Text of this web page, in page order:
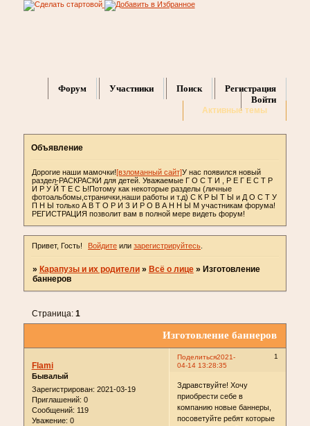
Форум Участники Поиск
Регистрация
Войти
Активные темы
Объявление
Дорогие наши мамочки![взломанный сайт]У нас появился новый
раздел-РАСКРАСКИ для детей. Уважаемые Г О С Т И , Р Е Г Е С Т Р
И Р У Й Т Е С Ь!Потому как некоторые разделы (личные
фотоальбомы,странички,наши работы и т.д) С К Р Ы Т Ы и Д О С Т У
П Н Ы только А В Т О Р И З И Р О В А Н Н Ы М участникам форума!
РЕГИСТРАЦИЯ позволит вам в полной мере видеть форум!
Привет, Гость! Войдите илизарегистрируйтесь
» Карапузы и их родители » Всё о лице » Изготовление
баннеров
Изготовление баннеров
Страница: 1
Поделиться 1
2021-
04-14 13:28:35
Flami
Бывалый
Зарегистрирован: 2021-03-19
Приглашений: 0
Сообщений: 119
Уважение: 0
Здравствуйте! Хочу
приобрести себе в
компанию новые баннеры,
посоветуйте ребят которые